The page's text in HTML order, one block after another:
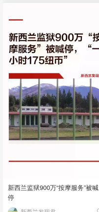
新西兰监狱900万“按摩服务”被喊
停